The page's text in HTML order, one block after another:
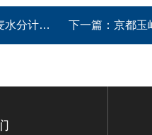
500F 下一篇： 京都玉